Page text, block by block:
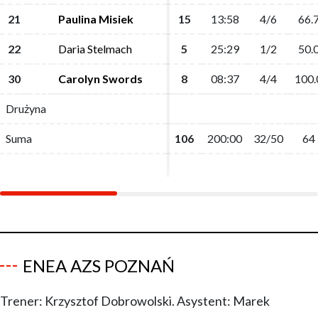
21 Paulina Misiek 15 13:58 4/6
22 Daria Stelmach 5 25:29 1/2
30 Carolyn Swords 8 08:37 4/4
Drużyna
Suma 106 200:00 32/50 64
21 Paulina Misiek 15 13:58 4/6
22 Daria Stelmach 5 25:29 1/2
30 Carolyn Swords 8 08:37 4/4
Drużyna
Suma 106 200:00 32/50 64
ENEA AZS POZNAŃ
Trener: Krzysztof Dobrowolski. Asystent: Marek